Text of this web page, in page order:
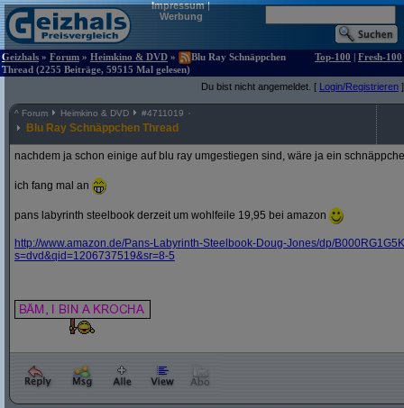
Impressum|
Werbung
Geizhals » Forum » Heimkino & DVD »
Blu Ray Schnäppchen
Thread (2255 Beiträge, 59515 Mal gelesen)
Top-100 | Fresh-100
Du bist nicht angemeldet. [ Login/Registrieren ]
^ Forum Heimkino & DVD #4711019
Blu Ray Schnäppchen Thread
nachdem ja schon einige auf blu ray umgestiegen sind, wäre ja ein
ich fang mal an
pans labyrinth steelbook derzeit um wohlfeile 19,95 bei amazon
http://www.amazon.de/Pans-Labyrinth-Steelbook-Doug-Jones/dp/
s=dvd&qid=1206737519&sr=8-5